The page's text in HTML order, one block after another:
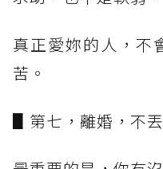
真正愛妳的人，不
苦。
▋第七，離婚，不丟